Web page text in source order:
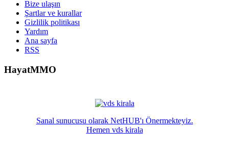
Bize ulaşın
Şartlar ve kurallar
Gizlilik politikası
Yardım
Ana sayfa
RSS
HayatMMO
Sanal sunucusu olarak NetHUB'ı Önermekteyiz.
Hemen vds kirala